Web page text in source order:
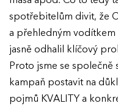
spotřebitelům divit, že
a přehledným
jasně odhalil klíčový
Proto jsme se
kampaň postavit na
pojmů KVALITY a